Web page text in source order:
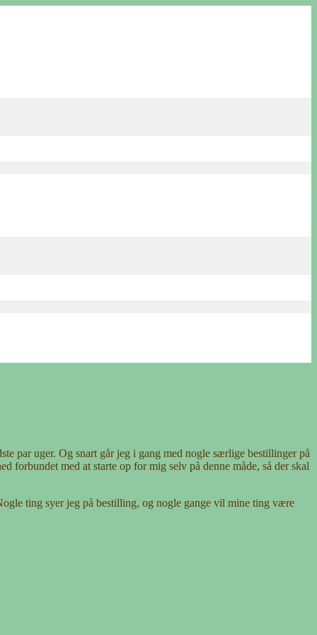
par uger. Og snart går jeg i gang med nogle særlige bestillinger på
forbundet med at starte op for mig selv på denne måde, så der skal
ting syer jeg på bestilling, og nogle gange vil mine ting være